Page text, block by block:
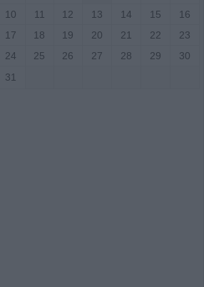
10
11 12 13 14 15
16
17
18 19 20 21 22
23
24
25 26 27 28 29
30
31